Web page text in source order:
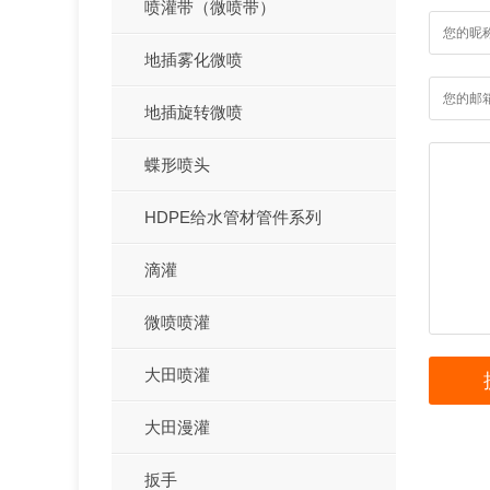
喷灌带（微喷带）
地插雾化微喷
地插旋转微喷
蝶形喷头
HDPE给水管材管件系列
滴灌
微喷喷灌
大田喷灌
大田漫灌
扳手